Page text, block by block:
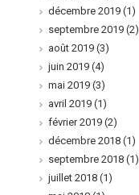
décembre 2019 (1)
septembre 2019 (2)
août 2019 (3)
juin 2019 (4)
mai 2019 (3)
avril 2019 (1)
février 2019 (2)
décembre 2018 (1)
septembre 2018 (1)
juillet 2018 (1)